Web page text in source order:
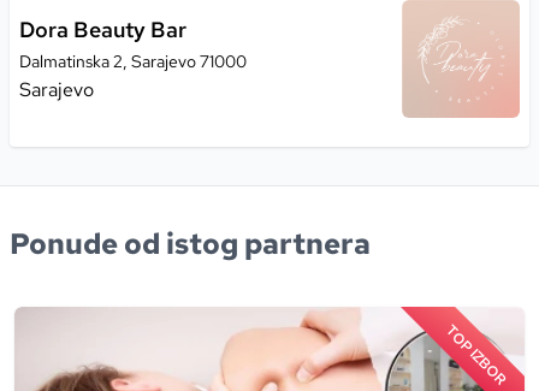
Dora Beauty Bar
Dalmatinska 2, Sarajevo 71000
Sarajevo
Ponude od istog partnera
TOP IZBOR